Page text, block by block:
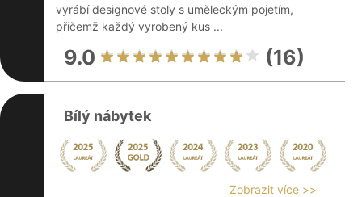
vyrábí designové stoly s uměleckým pojetím,
přičemž každý vyrobený kus ...
9.0 (16)
Bílý nábytek
Zobrazit více >>